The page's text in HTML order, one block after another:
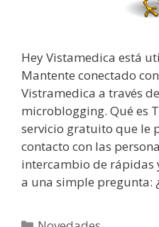
Hey Vistamedica está
Mantente conectado
Vistramedica a través
microblogging. Qué es
servicio gratuito que le
contacto con las
intercambio de rápidas
a una simple pregunta:
Categorías